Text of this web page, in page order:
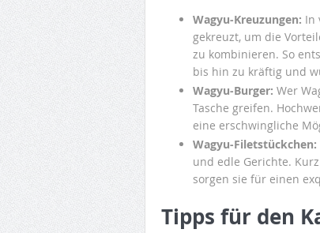
Wagyu-Kreuzungen: In
gekreuzt, um die
zu kombinieren. So
bis hin zu kräftig und
Wagyu-Burger: Wer
Tasche greifen.
eine erschwingliche
Wagyu-Filetstückchen:
und edle Gerichte.
sorgen sie für einen
Tipps für den